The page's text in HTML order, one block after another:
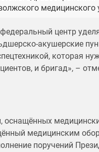
медицинского
центр
акушерские
которая
и бригад», –
медицинским
поручений